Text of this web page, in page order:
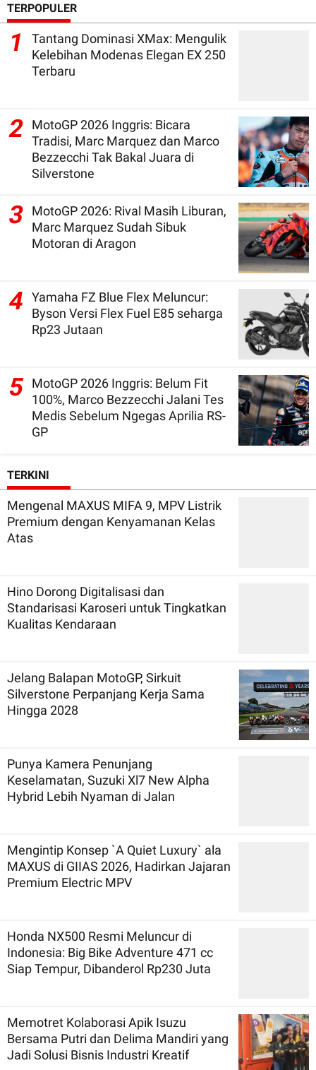
TERPOPULER
1
Tantang Dominasi XMax: Mengulik
Kelebihan Modenas Elegan EX 250
Terbaru
2
MotoGP 2026 Inggris: Bicara
Tradisi, Marc Marquez dan Marco
Bezzecchi Tak Bakal Juara di
Silverstone
3
MotoGP 2026: Rival Masih Liburan,
Marc Marquez Sudah Sibuk
Motoran di Aragon
4
Yamaha FZ Blue Flex Meluncur:
Byson Versi Flex Fuel E85 seharga
Rp23 Jutaan
5 MotoGP 2026 Inggris: Belum Fit
100%, Marco Bezzecchi Jalani Tes
Medis Sebelum Ngegas Aprilia RS-
GP
TERKINI
Mengenal MAXUS MIFA 9, MPV Listrik
Premium dengan Kenyamanan Kelas
Atas
Hino Dorong Digitalisasi dan
Standarisasi Karoseri untuk Tingkatkan
Kualitas Kendaraan
Jelang Balapan MotoGP, Sirkuit
Silverstone Perpanjang Kerja Sama
Hingga 2028
Punya Kamera Penunjang
Keselamatan, Suzuki Xl7 New Alpha
Hybrid Lebih Nyaman di Jalan
Mengintip Konsep `A Quiet Luxury` ala
MAXUS di GIIAS 2026, Hadirkan Jajaran
Premium Electric MPV
Honda NX500 Resmi Meluncur di
Indonesia: Big Bike Adventure 471 cc
Siap Tempur, Dibanderol Rp230 Juta
Memotret Kolaborasi Apik Isuzu
Bersama Putri dan Delima Mandiri yang
Jadi Solusi Bisnis Industri Kreatif